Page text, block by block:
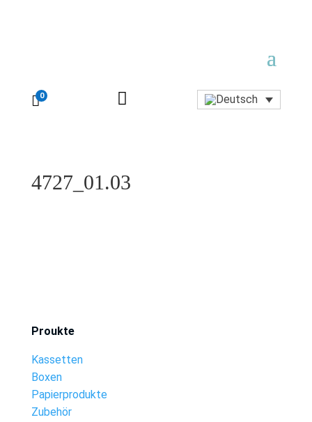
0 
4727_01.03
Proukte
Kassetten
Boxen
Papierprodukte
Zubehör